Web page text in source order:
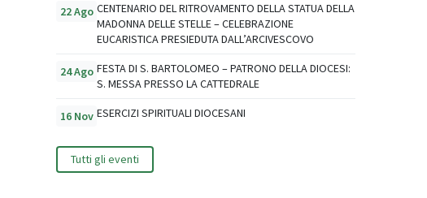
22 Ago CENTENARIO DEL RITROVAMENTO DELLA STATUA DELLA
MADONNA DELLE STELLE – CELEBRAZIONE
EUCARISTICA PRESIEDUTA DALL’ARCIVESCOVO
24 Ago FESTA DI S. BARTOLOMEO – PATRONO DELLA DIOCESI:
S. MESSA PRESSO LA CATTEDRALE
16 Nov ESERCIZI SPIRITUALI DIOCESANI
Tutti gli eventi